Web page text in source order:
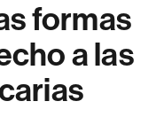
formas
a las